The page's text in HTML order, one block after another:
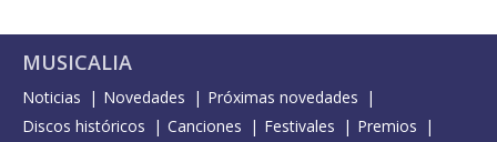
MUSICALIA
Noticias Novedades
Próximas novedades
Discos históricos
Canciones Festivales
Premios